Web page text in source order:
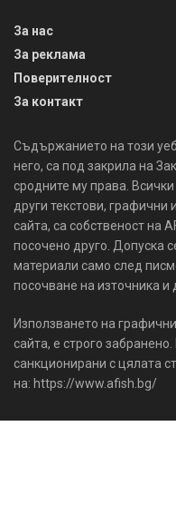
За нас
За реклама
Поверителност
За контакт
Съдържанието на този уеб
него, са под закрила на
сродните му права.
други текстови, графични
сайта, са собственост на
посочено друго. Допуска
материали само след
посочване на източника
Използването на
сайта, е строго
санкционирани с цялата
на: https://www.afish.bg/